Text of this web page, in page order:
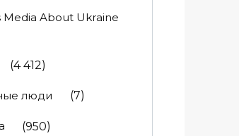
Media About Ukraine
(4 412)
люди (7)
(950)